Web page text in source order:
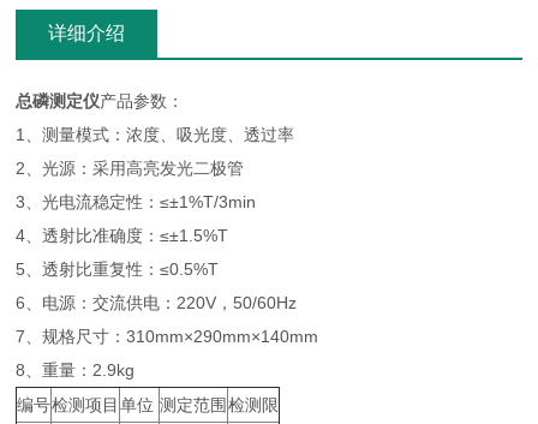
详细介绍
总磷测定仪产品参数：
1、测量模式：浓度、吸光度、透过率
2、光源：采用高亮发光二极管
3、光电流稳定性：≤±1%T/3min
4、透射比准确度：≤±1.5%T
5、透射比重复性：≤0.5%T
6、电源：交流供电：220V，50/60Hz
7、规格尺寸：310mm×290mm×140mm
8、重量：2.9kg
编号检测项目 单位 测定范围 检测限